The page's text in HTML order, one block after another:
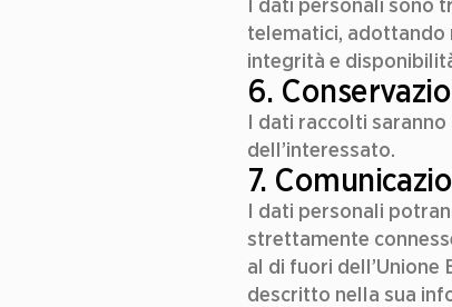
I dati personali sono
telematici, adottando
integrità e
6.
I dati raccolti
dell’interessato.
7.
I dati personali
strettamente
al di fuori
descritto nella sua